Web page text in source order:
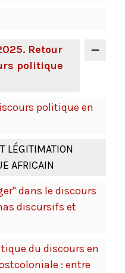
Retour
politique
politique en
LÉGITIMATION
AFRICAIN
dans le discours
discursifs et
du discours en
: entre